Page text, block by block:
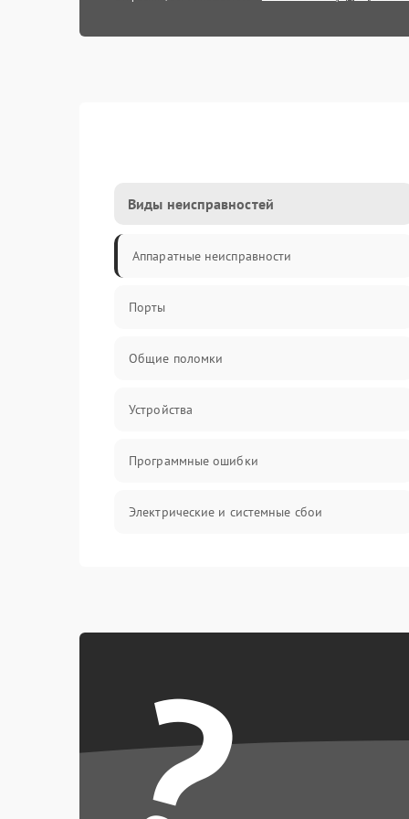
Виды неисправностей
Аппаратные неисправности
Порты
Общие поломки
Устройства
Программные ошибки
Электрические и системные сбои
Система охлаждения